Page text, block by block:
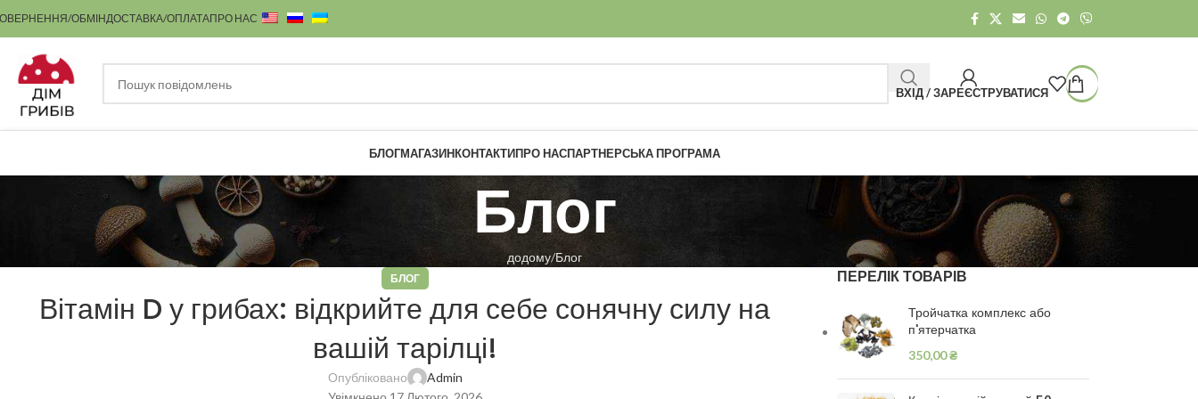
ОБМІНДОСТАВКА/ОПЛАТАПРО НАС
ВХІД / ЗАРЕЄСТРУВАТИСЯ
БЛОГМАГАЗИНКОНТАКТИПРО НАСПАРТНЕРСЬКА ПРОГРАМА
Блог
додому Блог
БЛОГ
Вітамін D у грибах: відкрийте для себе сонячну силу на
вашій тарілці!
Опубліковано
Admin
ПЕРЕЛІК ТОВАРІВ
Тройчатка комплекс або
п'ятерчатка
350,00₴